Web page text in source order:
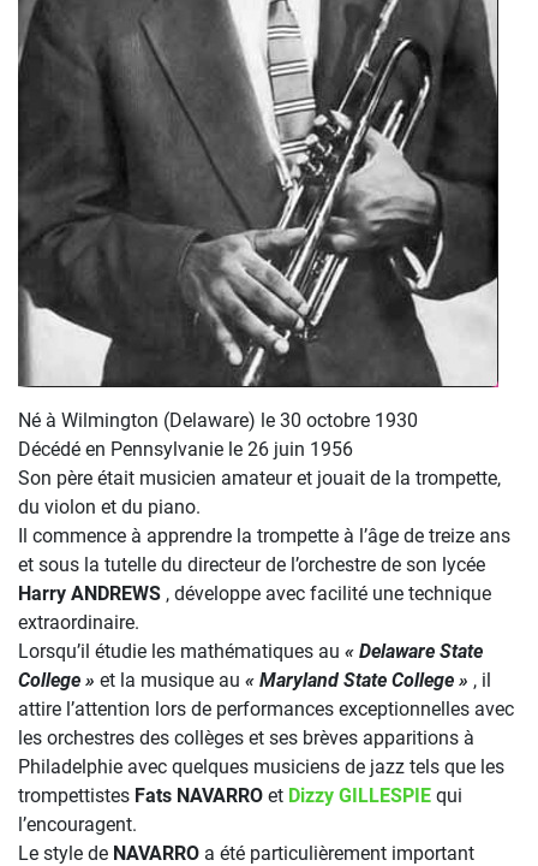
Né à Wilmington (Delaware) le 30 octobre 1930
Décédé en Pennsylvanie le 26 juin 1956
Son père était musicien amateur et jouait de la trompette,
du violon et du piano.
Il commence à apprendre la trompette à l’âge de treize ans
et sous la tutelle du directeur de l’orchestre de son lycée
Harry ANDREWS , développe avec facilité une technique
extraordinaire.
Lorsqu’il étudie les mathématiques au « Delaware State
College » et la musique au « Maryland State College » , il
attire l’attention lors de performances exceptionnelles avec
les orchestres des collèges et ses brèves apparitions à
Philadelphie avec quelques musiciens de jazz tels que les
trompettistes Fats NAVARRO et Dizzy GILLESPIE qui
l’encouragent.
Le style de NAVARRO a été particulièrement important